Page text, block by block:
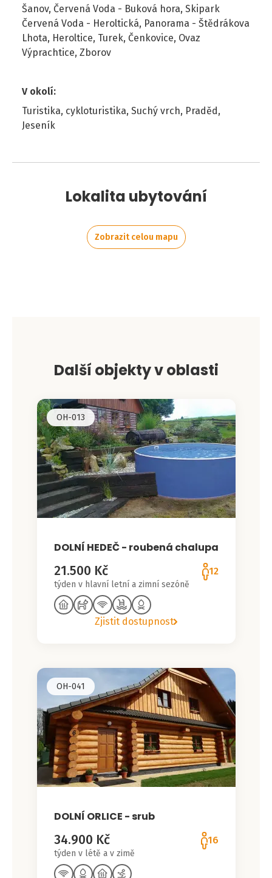
Šanov, Červená Voda - Buková hora, Skipark
Červená Voda - Heroltická, Panorama - Štědrákova
Lhota, Heroltice, Turek, Čenkovice, Ovaz
Výprachtice, Zborov
V okolí:
Turistika, cykloturistika, Suchý vrch, Praděd,
Jeseník
Lokalita ubytování
Zobrazit celou mapu
Další objekty v oblasti
OH-013
DOLNÍ HEDEČ - roubená chalupa
21.500 Kč
týden v hlavní letní a zimní sezóně
12
Zjistit dostupnost
OH-041
DOLNÍ ORLICE - srub
34.900 Kč
týden v létě a v zimě
16